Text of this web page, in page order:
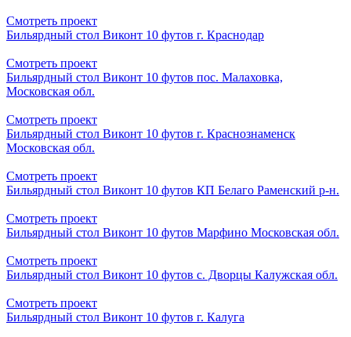
Смотреть проект
Бильярдный стол Виконт 10 футов г. Краснодар
Смотреть проект
Бильярдный стол Виконт 10 футов пос. Малаховка,
Московская обл.
Смотреть проект
Бильярдный стол Виконт 10 футов г. Краснознаменск
Московская обл.
Смотреть проект
Бильярдный стол Виконт 10 футов КП Белаго Раменский р-н.
Смотреть проект
Бильярдный стол Виконт 10 футов Марфино Московская обл.
Смотреть проект
Бильярдный стол Виконт 10 футов с. Дворцы Калужская обл.
Смотреть проект
Бильярдный стол Виконт 10 футов г. Калуга